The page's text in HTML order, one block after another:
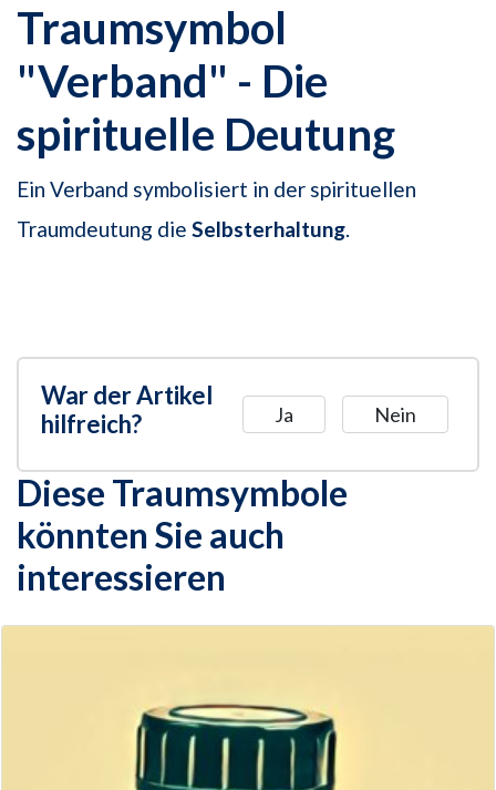
Traumsymbol
"Verband" - Die
spirituelle Deutung
Ein Verband symbolisiert in der spirituellen
Traumdeutung die Selbsterhaltung.
War der Artikel
hilfreich?
Ja Nein
Diese Traumsymbole
könnten Sie auch
interessieren